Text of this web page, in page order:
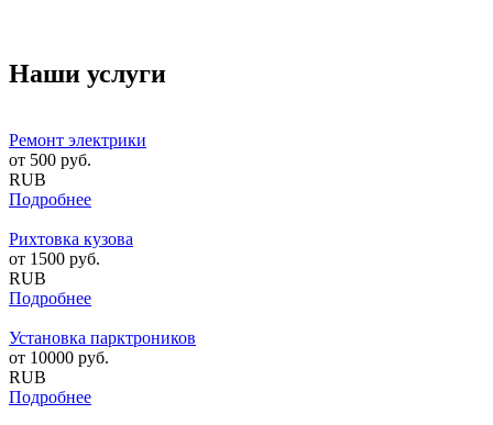
Наши услуги
Ремонт электрики
от 500 руб.
RUB
Подробнее
Рихтовка кузова
от 1500 руб.
RUB
Подробнее
Установка парктроников
от 10000 руб.
RUB
Подробнее